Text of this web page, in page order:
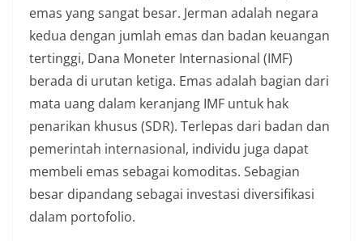
emas yang sangat besar. Jerman adalah negara
kedua dengan jumlah emas dan badan keuangan
tertinggi, Dana Moneter Internasional (IMF)
berada di urutan ketiga. Emas adalah bagian dari
mata uang dalam keranjang IMF untuk hak
penarikan khusus (SDR). Terlepas dari badan dan
pemerintah internasional, individu juga dapat
membeli emas sebagai komoditas. Sebagian
besar dipandang sebagai investasi diversifikasi
dalam portofolio.